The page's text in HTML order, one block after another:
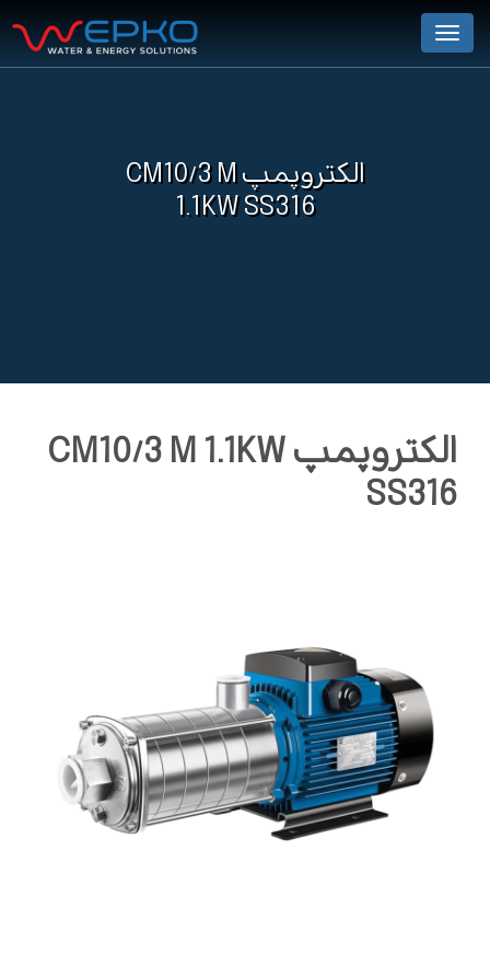
Menu
الکتروپمپ CM10/3 M
1.1KW SS316
الکتروپمپ CM10/3 M 1.1KW
SS316